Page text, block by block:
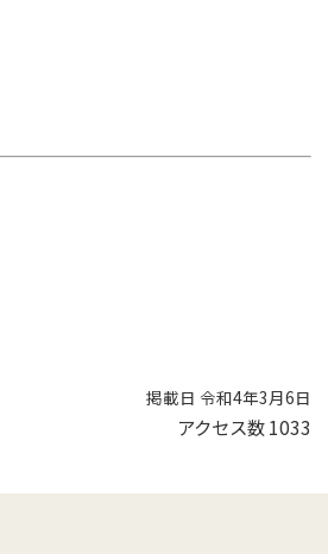
掲載日 令和4年3月6日
アクセス数1033